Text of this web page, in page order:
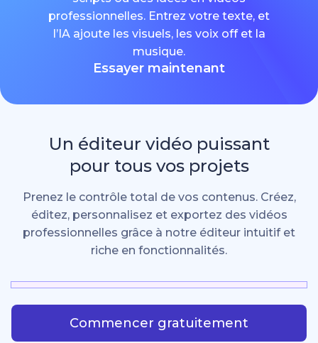
professionnelles. Entrez votre texte, et
l’IA ajoute les visuels, les voix off et la
musique.
Essayer maintenant
Un éditeur vidéo puissant
pour tous vos projets
Prenez le contrôle total de vos contenus. Créez,
éditez, personnalisez et exportez des vidéos
professionnelles grâce à notre éditeur intuitif et
riche en fonctionnalités.
Commencer gratuitement